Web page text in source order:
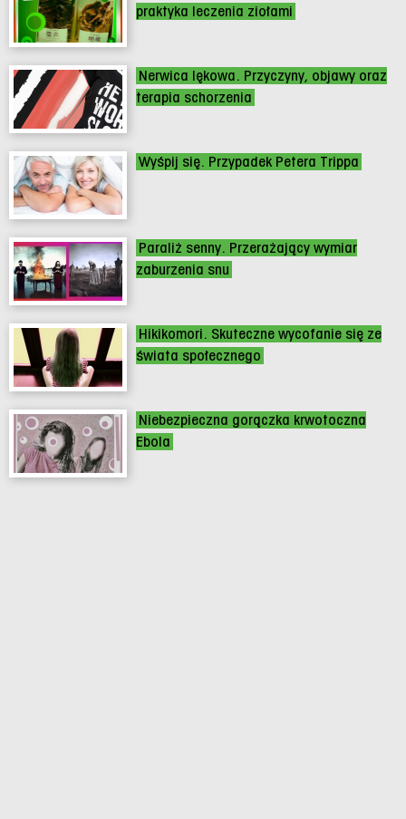
praktyka leczenia ziołami
Nerwica lękowa. Przyczyny, objawy oraz
terapia schorzenia
Wyśpij się. Przypadek Petera Trippa
Paraliż senny. Przerażający wymiar
zaburzenia snu
Hikikomori. Skuteczne wycofanie się ze
świata społecznego
Niebezpieczna gorączka krwotoczna
Ebola